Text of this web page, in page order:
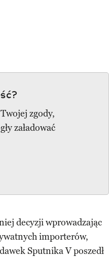
zgody,
załadować
decyzji wprowadzając
importerów,
Sputnika V poszedł